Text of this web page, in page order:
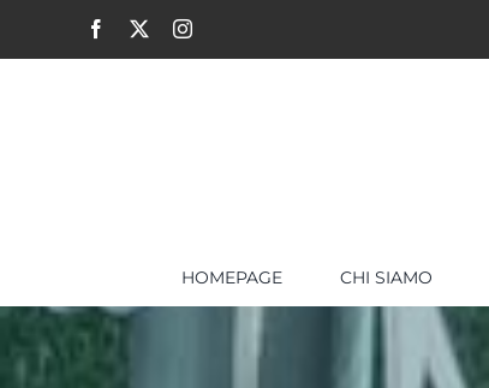
contenuto
Facebook Instagram
HOMEPAGE CHI SIAMO